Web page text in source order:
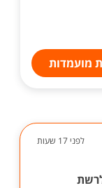
מועמדות
לפני 17 שעות